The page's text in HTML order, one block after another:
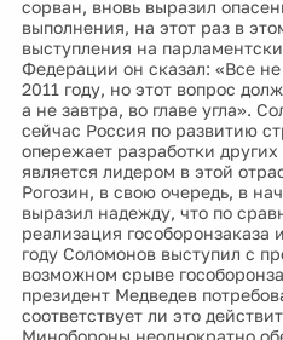
сорван, вновь выразил
выполнения, на этот раз в
выступления на
Федерации он сказал: «Все
2011 году, но этот вопрос
а не завтра, во главе угла».
сейчас Россия по развитию
опережает разработки
является лидером в этой
Рогозин, в свою очередь, в
выразил надежду, что по
реализация гособоронзаказа
году Соломонов выступил с
возможном срыве
президент Медведев
соответствует ли это